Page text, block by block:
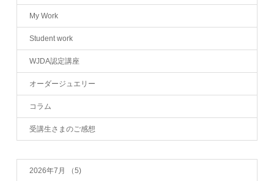
My Work
Student work
WJDA認定講座
オーダージュエリー
コラム
受講生さまのご感想
2026年7月 （5)